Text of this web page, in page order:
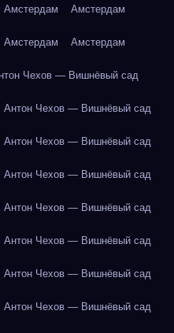
Амстердам Амстердам
Амстердам Амстердам
Чехов — Вишнёвый сад
Антон Чехов — Вишнёвый сад
Антон Чехов — Вишнёвый сад
Антон Чехов — Вишнёвый сад
Антон Чехов — Вишнёвый сад
Антон Чехов — Вишнёвый сад
Антон Чехов — Вишнёвый сад
Антон Чехов — Вишнёвый сад